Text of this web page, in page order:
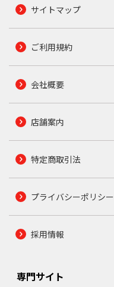
サイトマップ
ご利用規約
会社概要
店舗案内
特定商取引法
プライバシーポリシー
採用情報
専門サイト